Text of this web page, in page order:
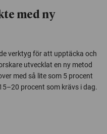
med ny
verktyg för att upptäcka och
utvecklat en ny metod
med så lite som 5 procent
procent som krävs i dag.